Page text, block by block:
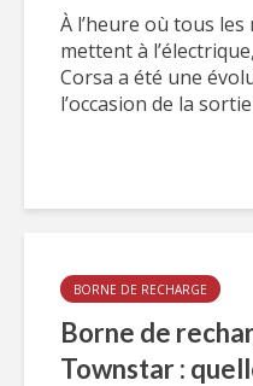
À l’heure où tous
mettent à
Corsa a été une
l’occasion de la
BORNE DE RECHARGE
Borne de
Townstar :